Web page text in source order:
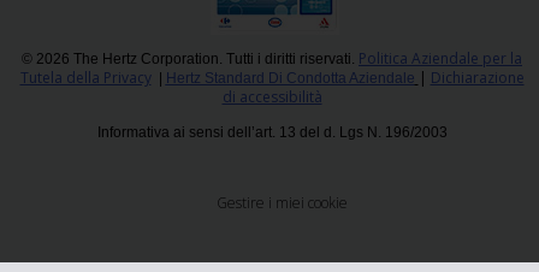
© 2026 The Hertz Corporation. Tutti i diritti riservati. Politica Aziendale per la
Tutela della Privacy | Hertz Standard Di Condotta Aziendale | Dichiarazione
di accessibilità
Informativa ai sensi dell’art. 13 del d. Lgs N. 196/2003
Gestire i miei cookie